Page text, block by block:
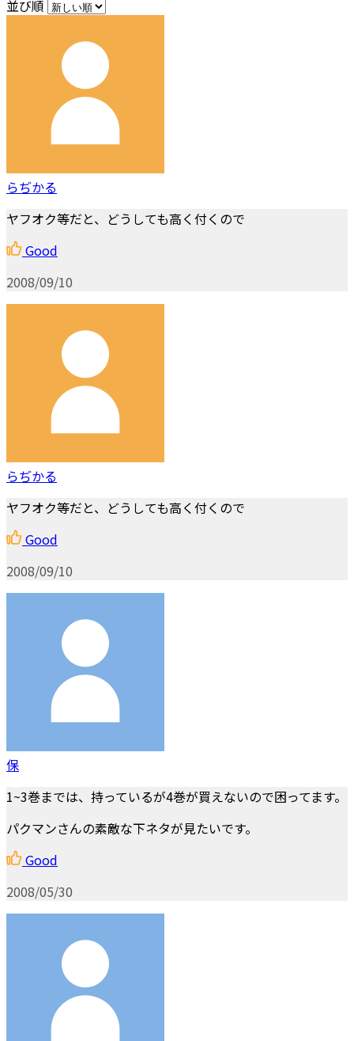
並び順
らぢかる
ヤフオク等だと、どうしても高く付くので
Good
2008/09/10
らぢかる
ヤフオク等だと、どうしても高く付くので
Good
2008/09/10
保
1~3巻までは、持っているが4巻が買えないので困ってます。
パクマンさんの素敵な下ネタが見たいです。
Good
2008/05/30